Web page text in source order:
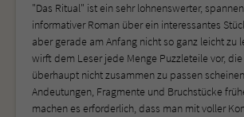
"Das Ritual" ist ein sehr lohnenswerter,
informativer Roman über ein interessantes
aber gerade am Anfang nicht so ganz leicht zu
wirft dem Leser jede Menge Puzzleteile vor,
überhaupt nicht zusammen zu passen
Andeutungen, Fragmente und Bruchstücke
machen es erforderlich, dass man mit voller